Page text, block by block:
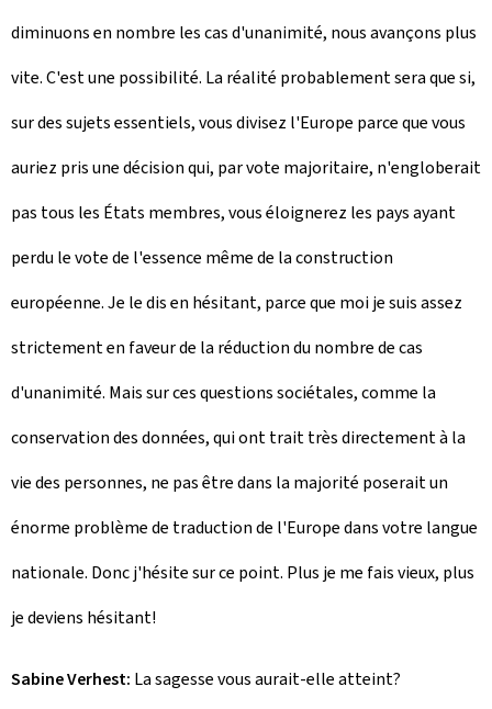
diminuons en nombre les cas d'unanimité, nous avançons plus
vite. C'est une possibilité. La réalité probablement sera que si,
sur des sujets essentiels, vous divisez l'Europe parce que vous
auriez pris une décision qui, par vote majoritaire, n'engloberait
pas tous les États membres, vous éloignerez les pays ayant
perdu le vote de l'essence même de la construction
européenne. Je le dis en hésitant, parce que moi je suis assez
strictement en faveur de la réduction du nombre de cas
d'unanimité. Mais sur ces questions sociétales, comme la
conservation des données, qui ont trait très directement à la
vie des personnes, ne pas être dans la majorité poserait un
énorme problème de traduction de l'Europe dans votre langue
nationale. Donc j'hésite sur ce point. Plus je me fais vieux, plus
je deviens hésitant!
Sabine Verhest: La sagesse vous aurait-elle atteint?